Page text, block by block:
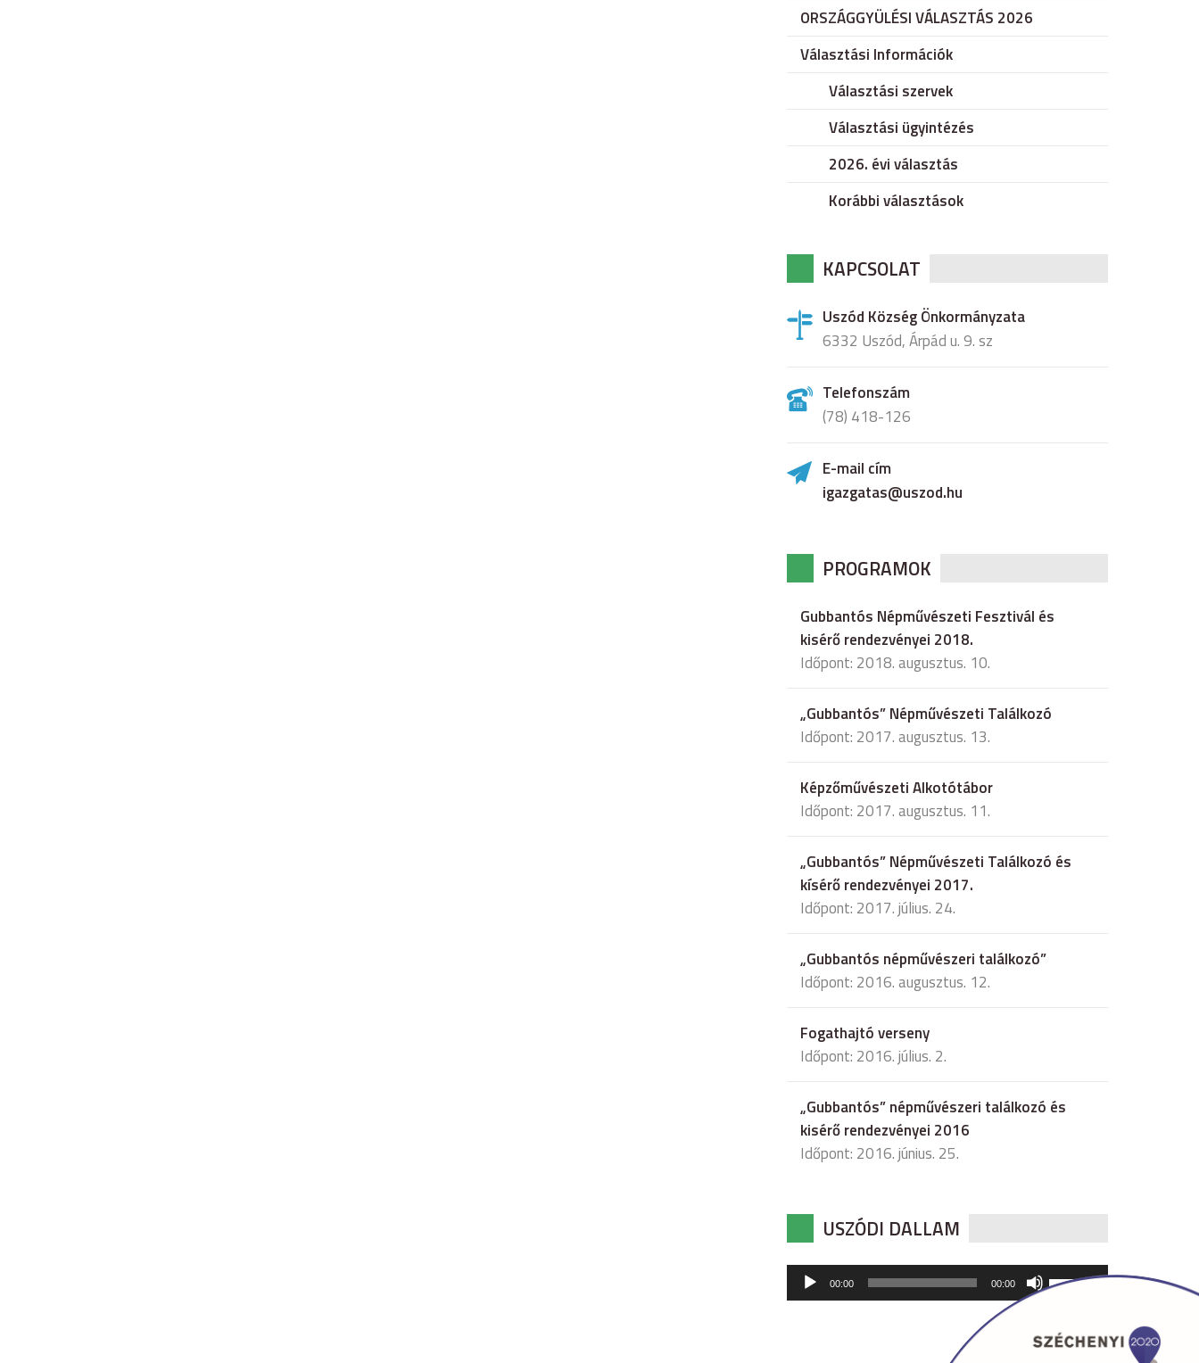
ORSZÁGGYÜLÉSI VÁLASZTÁS 2026
Választási Információk
Választási szervek
Választási ügyintézés
2026. évi választás
Korábbi választások
KAPCSOLAT
Uszód Község Önkormányzata
6332 Uszód, Árpád u. 9. sz
Telefonszám
(78) 418-126
E-mail cím
igazgatas@uszod.hu
PROGRAMOK
Gubbantós Népművészeti Fesztivál és
kisérő rendezvényei 2018.
Időpont: 2018. augusztus. 10.
„Gubbantós” Népművészeti Találkozó
Időpont: 2017. augusztus. 13.
Képzőművészeti Alkotótábor
Időpont: 2017. augusztus. 11.
„Gubbantós” Népművészeti Találkozó és
kísérő rendezvényei 2017.
Időpont: 2017. július. 24.
„Gubbantós népművészeri találkozó”
Időpont: 2016. augusztus. 12.
Fogathajtó verseny
Időpont: 2016. július. 2.
„Gubbantós” népművészeri találkozó és
kisérő rendezvényei 2016
Időpont: 2016. június. 25.
USZÓDI DALLAM
Audió
lejátszó
00:00 00:00
hangerő
csökkentéséhez